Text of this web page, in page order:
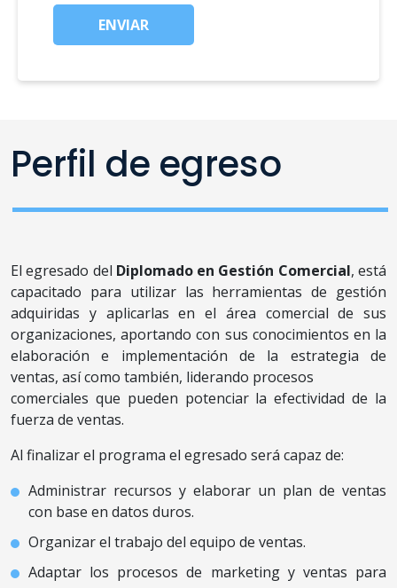
ENVIAR
El egresado del Diplomado en Gestión Comercial, está
capacitado para utilizar las herramientas de gestión
adquiridas y aplicarlas en el área comercial de sus
organizaciones, aportando con sus conocimientos en la
elaboración e implementación de la estrategia de
ventas, así como también, liderando procesos
comerciales que pueden potenciar la efectividad de la
fuerza de ventas.
Al finalizar el programa el egresado será capaz de:
Administrar recursos y elaborar un plan de ventas
con base en datos duros.
Organizar el trabajo del equipo de ventas.
Adaptar los procesos de marketing y ventas para
Perfil de egreso